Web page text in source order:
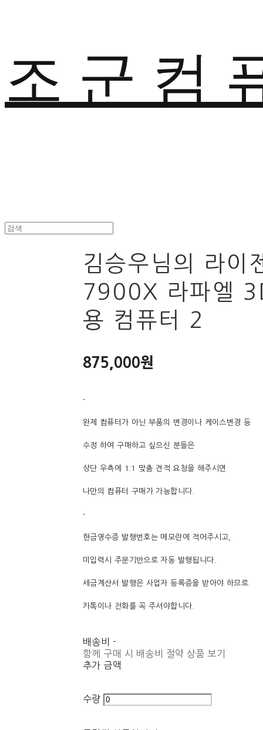
조 군 컴
김승우님의 라이
7900X 라파엘
용 컴퓨터 2
875,000원
-
완제 컴퓨터가 아닌 부품의 변경이나 케이스변경 등
수정 하여 구매하고 싶으신 분들은
상단 우측에 1:1 맞춤 견적 요청을 해주시면
나만의 컴퓨터 구매가 가능합니다.
-
현금영수증 발행번호는 메모란에 적어주시고,
미입력시 주문기반으로 자동 발행됩니다.
세금계산서 발행은 사업자 등록증을 받아야 하므로
카톡이나 전화를 꼭 주셔야합니다.
배송비 -
함께 구매 시 배송비 절약 상품 보기
추가 금액
수량